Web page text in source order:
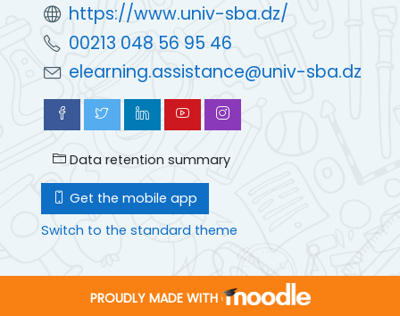
https://www.univ-sba.dz/
00213 048 56 95 46
elearning.assistance@univ-sba.dz
Data retention summary
Get the mobile app
Switch to the standard theme
PROUDLY MADE WITH